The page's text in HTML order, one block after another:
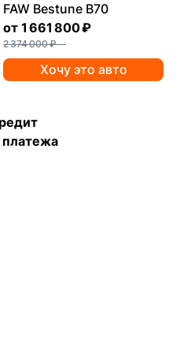
платежа
FAW Bestune B70
от 1 661 800 ₽
2 374 000 ₽
Хочу это авто